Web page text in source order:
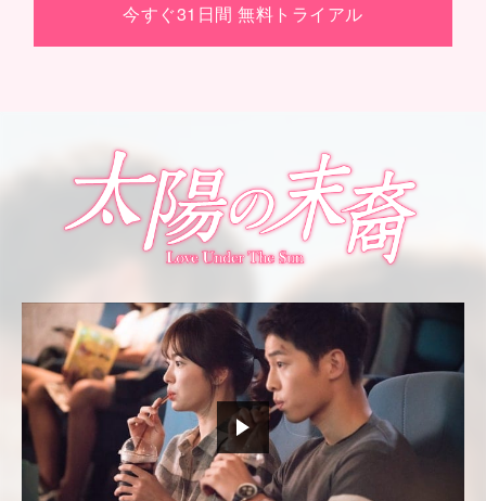
今すぐ31日間 無料トライアル